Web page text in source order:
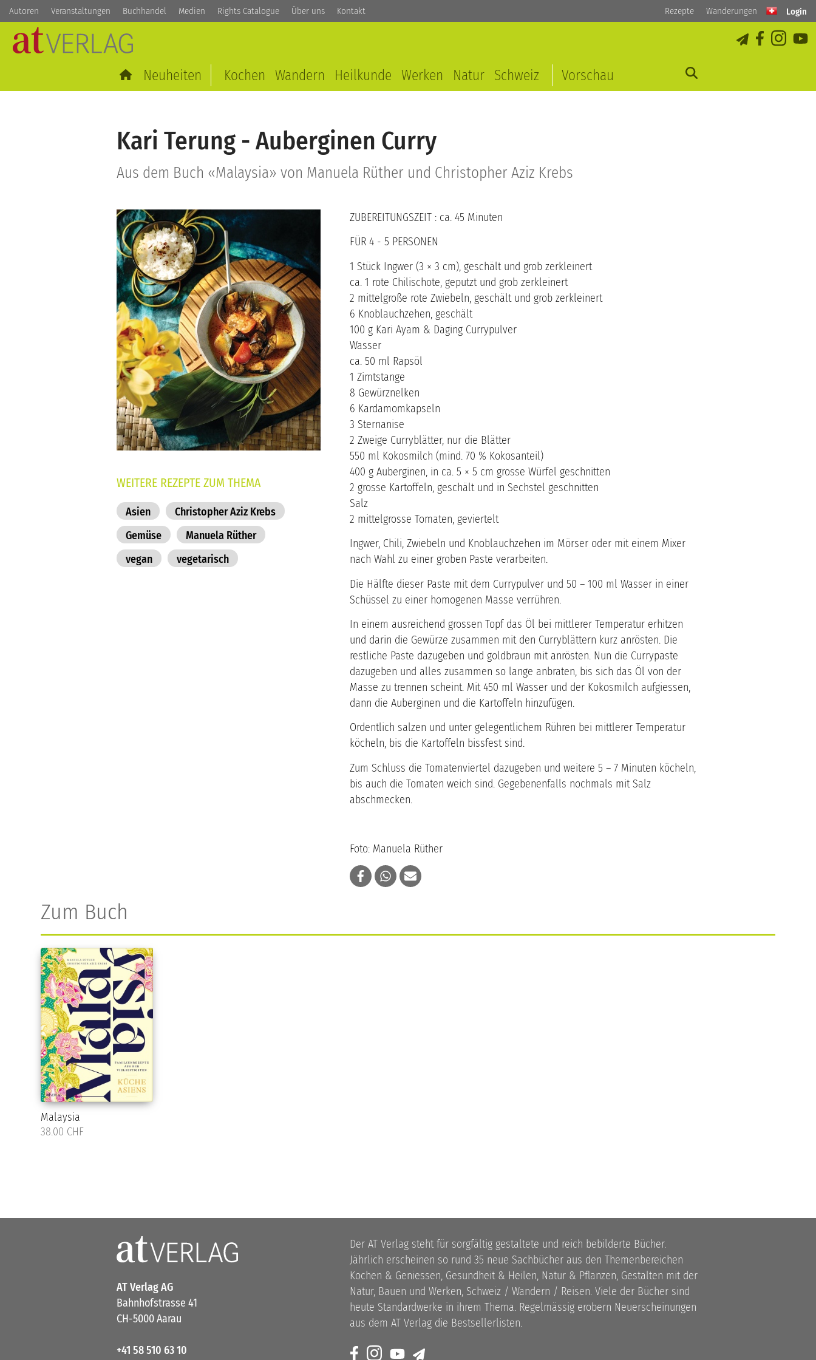
Autoren Veranstaltungen Buchhandel Medien Rights Catalogue Über uns Kontakt Rezepte Wanderungen Login
Neuheiten Kochen Wandern Heilkunde Werken Natur Schweiz Vorschau
Kari Terung - Auberginen Curry
Aus dem Buch «Malaysia» von Manuela Rüther und Christopher Aziz Krebs
WEITERE REZEPTE ZUM THEMA
Asien
Christopher Aziz Krebs
Gemüse
Manuela Rüther
vegan
vegetarisch
ZUBEREITUNGSZEIT : ca. 45 Minuten
FÜR 4 - 5 PERSONEN
1 Stück Ingwer (3 × 3 cm), geschält und grob zerkleinert
ca. 1 rote Chilischote, geputzt und grob zerkleinert
2 mittelgroße rote Zwiebeln, geschält und grob zerkleinert
6 Knoblauchzehen, geschält
100 g Kari Ayam & Daging Currypulver
Wasser
ca. 50 ml Rapsöl
1 Zimtstange
8 Gewürznelken
6 Kardamomkapseln
3 Sternanise
2 Zweige Curryblätter, nur die Blätter
550 ml Kokosmilch (mind. 70 % Kokosanteil)
400 g Auberginen, in ca. 5 × 5 cm grosse Würfel geschnitten
2 grosse Kartoffeln, geschält und in Sechstel geschnitten
Salz
2 mittelgrosse Tomaten, geviertelt
Ingwer, Chili, Zwiebeln und Knoblauchzehen im Mörser oder mit einem Mixer
nach Wahl zu einer groben Paste verarbeiten.
Die Hälfte dieser Paste mit dem Currypulver und 50 – 100 ml Wasser in einer
Schüssel zu einer homogenen Masse verrühren.
In einem ausreichend grossen Topf das Öl bei mittlerer Temperatur erhitzen
und darin die Gewürze zusammen mit den Curryblättern kurz anrösten. Die
restliche Paste dazugeben und goldbraun mit anrösten. Nun die Currypaste
dazugeben und alles zusammen so lange anbraten, bis sich das Öl von der
Masse zu trennen scheint. Mit 450 ml Wasser und der Kokosmilch aufgiessen,
dann die Auberginen und die Kartoffeln hinzufügen.
Ordentlich salzen und unter gelegentlichem Rühren bei mittlerer Temperatur
köcheln, bis die Kartoffeln bissfest sind.
Zum Schluss die Tomatenviertel dazugeben und weitere 5 – 7 Minuten köcheln,
bis auch die Tomaten weich sind. Gegebenenfalls nochmals mit Salz
abschmecken.
Foto: Manuela Rüther
Zum Buch
Malaysia
38.00 CHF
AT Verlag AG
Bahnhofstrasse 41
CH-5000 Aarau
+41 58 510 63 10
Der AT Verlag steht für sorgfältig gestaltete und reich bebilderte Bücher.
Jährlich erscheinen so rund 35 neue Sachbücher aus den Themenbereichen
Kochen & Geniessen, Gesundheit & Heilen, Natur & Pflanzen, Gestalten mit der
Natur, Bauen und Werken, Schweiz / Wandern / Reisen. Viele der Bücher sind
heute Standardwerke in ihrem Thema. Regelmässig erobern Neuerscheinungen
aus dem AT Verlag die Bestsellerlisten.